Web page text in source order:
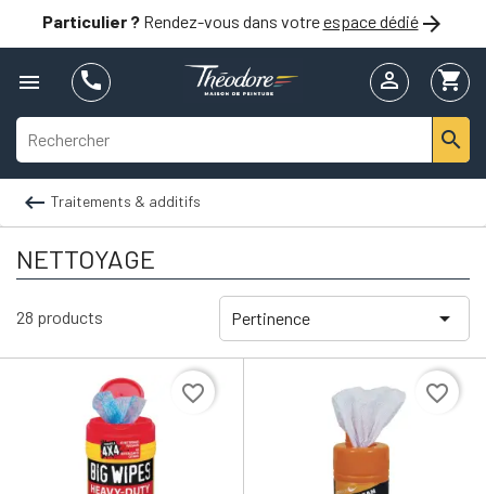
Particulier ?Rendez-vous dans votreespace dédié
  shopping_cart


 Traitements & additifs
NETTOYAGE
28 products Pertinence 
favorite_border favorite_border